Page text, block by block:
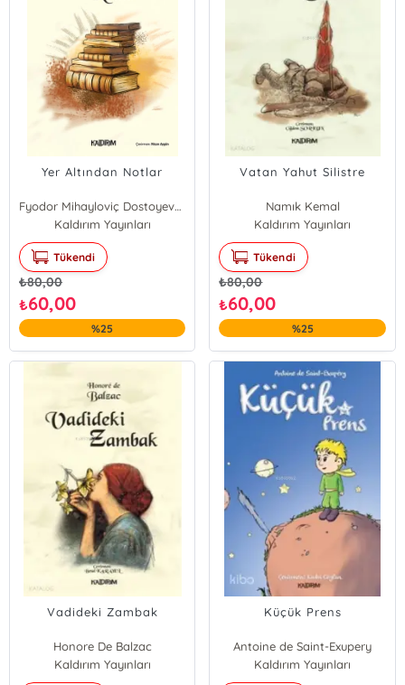
Yer Altından Notlar
Fyodor Mihayloviç Dostoyevski
Kaldırım Yayınları
Tükendi
₺80,00
₺60,00
%25
Vatan Yahut Silistre
Namık Kemal
Kaldırım Yayınları
Tükendi
₺80,00
₺60,00
%25
Vadideki Zambak
Honore De Balzac
Kaldırım Yayınları
Küçük Prens
Antoine de Saint-Exupery
Kaldırım Yayınları